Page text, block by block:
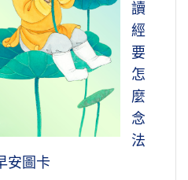
讀
經
要
怎
麼
念
法
安圖卡